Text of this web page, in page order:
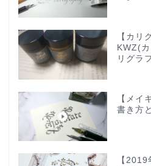
【カリ
KWZ(
リグラ
【メイ
書き方
【